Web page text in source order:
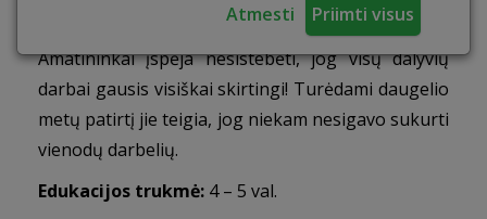
Atmesti Priimti visus
Amatininkai įspėja nesistebėti, jog visų dalyvių
darbai gausis visiškai skirtingi! Turėdami daugelio
metų patirtį jie teigia, jog niekam nesigavo sukurti
vienodų darbelių.
Edukacijos trukmė: 4 – 5 val.